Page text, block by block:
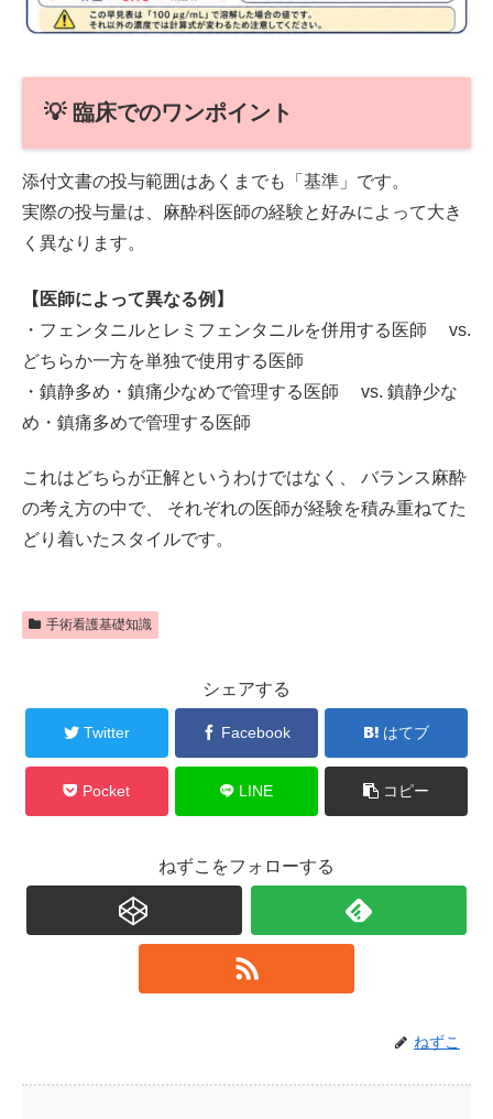
💡 臨床でのワンポイント
添付文書の投与範囲はあくまでも「基準」です。
実際の投与量は、麻酔科医師の経験と好みによって大き
く異なります。
【医師によって異なる例】
・フェンタニルとレミフェンタニルを併用する医師 vs.
どちらか一方を単独で使用する医師
・鎮静多め・鎮痛少なめで管理する医師 vs. 鎮静少な
め・鎮痛多めで管理する医師
これはどちらが正解というわけではなく、 バランス麻酔
の考え方の中で、 それぞれの医師が経験を積み重ねてた
どり着いたスタイルです。
手術看護基礎知識
シェアする
Twitter Facebook はてブ
Pocket LINE コピー
ねずこをフォローする
ねずこ